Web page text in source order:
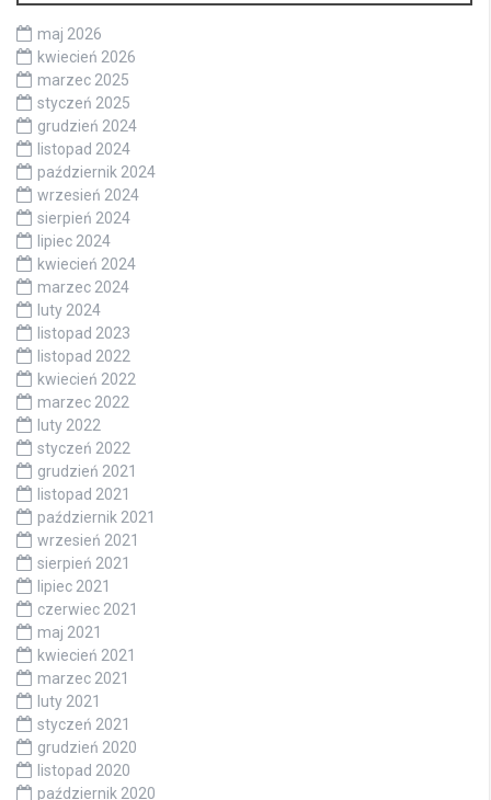
maj 2026
kwiecień 2026
marzec 2025
styczeń 2025
grudzień 2024
listopad 2024
październik 2024
wrzesień 2024
sierpień 2024
lipiec 2024
kwiecień 2024
marzec 2024
luty 2024
listopad 2023
listopad 2022
kwiecień 2022
marzec 2022
luty 2022
styczeń 2022
grudzień 2021
listopad 2021
październik 2021
wrzesień 2021
sierpień 2021
lipiec 2021
czerwiec 2021
maj 2021
kwiecień 2021
marzec 2021
luty 2021
styczeń 2021
grudzień 2020
listopad 2020
październik 2020